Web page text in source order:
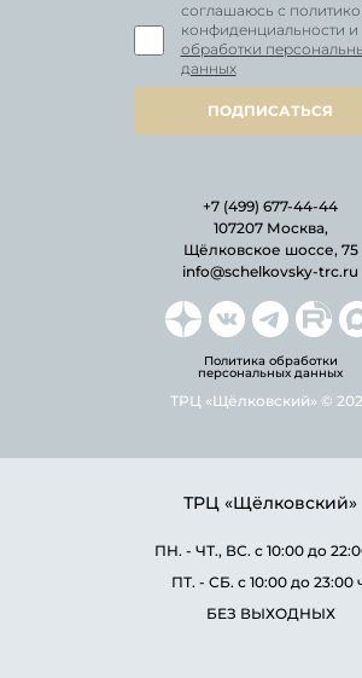
соглашаюсь с
конфиденциальности и
обработки
данных
ПОДПИСАТЬСЯ
+7 (499) 677-44-44
107207 Москва,
Щёлковское шоссе, 75
info@schelkovsky-trc.ru
Политика обработки
персональных данных
ТРЦ «Щёлковский» ©
ТРЦ «Щёлковский»
ПН. - ЧТ., ВС. с 10:00 до
ПТ. - СБ. с 10:00 до 23:00
БЕЗ ВЫХОДНЫХ